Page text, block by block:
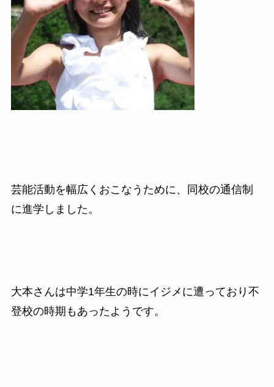
芸能活動を幅広くおこなうために、同校の通信制
に進学しました。
大本さんは中学1年生の時にイジメに遭っており不
登校の時期もあったようです。